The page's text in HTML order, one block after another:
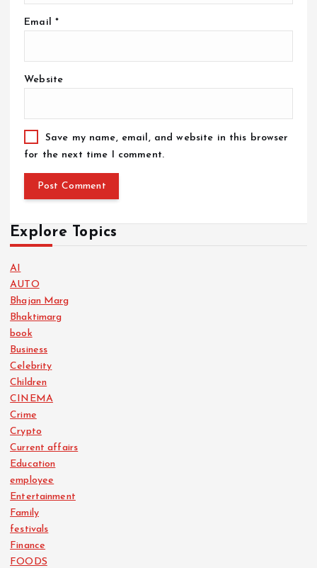
Email *
Website
Save my name, email, and website in this browser
for the next time I comment.
Explore Topics
AI
AUTO
Bhajan Marg
Bhaktimarg
book
Business
Celebrity
Children
CINEMA
Crime
Crypto
Current affairs
Education
employee
Entertainment
Family
festivals
Finance
FOODS